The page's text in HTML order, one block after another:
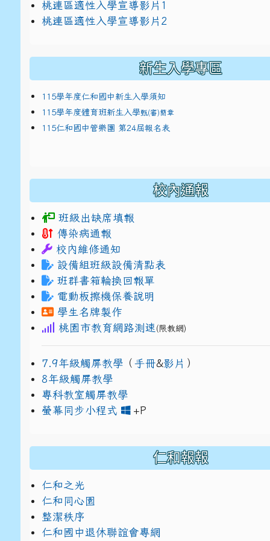
link to https://docs.google.com/
桃連區適性入學宣導影片1
link to https://docs.google.com/
桃連區適性入學宣導影片2
新生入學專區
115學年度仁和國中新生入學須知
115學年度體育班新生入學甄(審)簡章
115仁和國中管樂團 第24屆報名表
校內通報
班級出缺席填報
傳染病通報
校內維修通知
設備組班級設備清點表
班群書箱輪換回報單
電動板擦機保養說明
學生名牌製作
桃園市教育網路測速 (限教網)
7.9年級觸屏教學 （ 手冊&影片 ）
8年級觸屏教學
專科教室觸屏教學
螢幕同步小程式
+Plink to https://
link to https://
仁和報報
仁和之光
仁和同心園
整潔秩序
仁和國中退休聯誼會專網